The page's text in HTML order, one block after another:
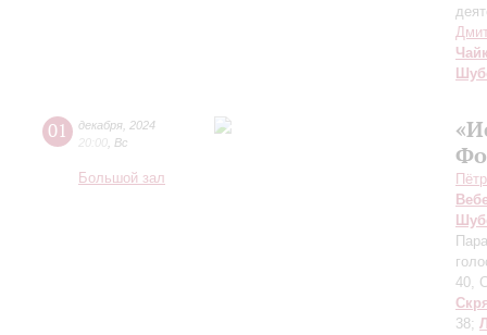
01 декабря 2024
20:00 Вс
Большой зал
40,
38;